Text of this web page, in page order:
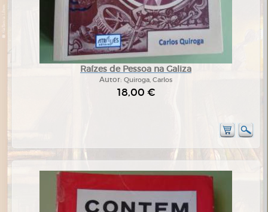
Raízes de Pessoa na Galiza
Autor: Quiroga, Carlos
18,00 €